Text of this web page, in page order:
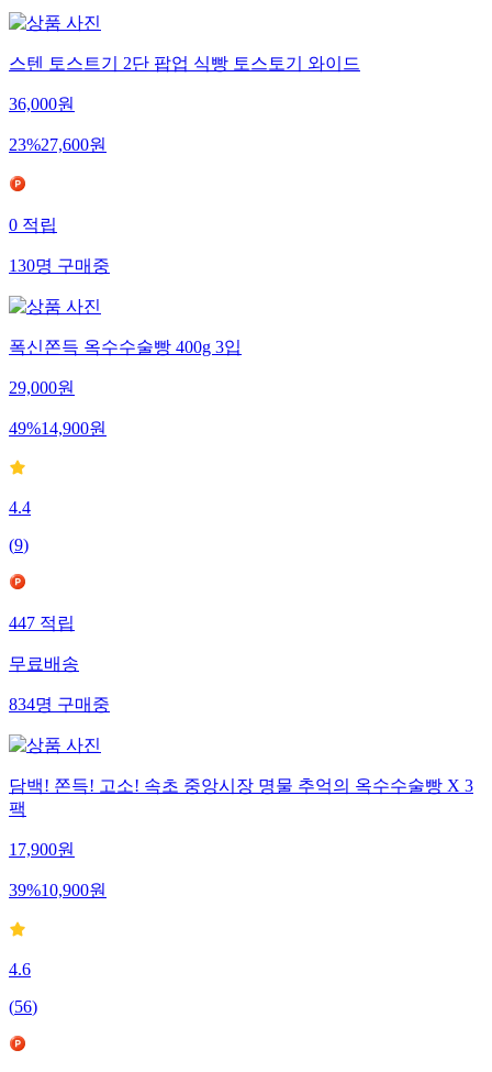
스텐 토스트기 2단 팝업 식빵 토스토기 와이드
36,000원
23%27,600원
0적립
130명구매중
폭신쫀득 옥수수술빵 400g 3입
29,000원
49%14,900원
4.4
(9)
447적립
무료배송
834명구매중
담백! 쫀득! 고소! 속초 중앙시장 명물 추억의 옥수수술빵 X 3
팩
17,900원
39%10,900원
4.6
(56)